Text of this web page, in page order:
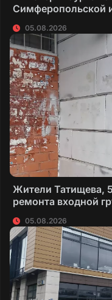
Симферопольской
05.08.2026
Жители Татищева,
ремонта входной
05.08.2026